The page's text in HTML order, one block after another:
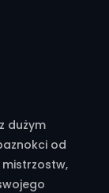
dużym
od